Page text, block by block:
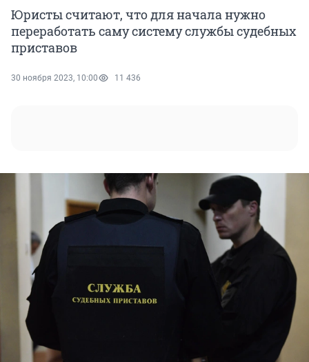
Юристы считают, что для начала нужно
переработать саму систему службы судебных
приставов
30 ноября 2023, 10:00 11 436